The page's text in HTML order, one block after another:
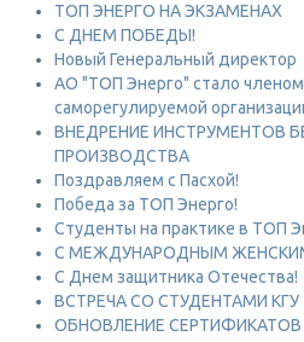
ТОП ЭНЕРГО НА ЭКЗАМЕНАХ
С ДНЕМ ПОБЕДЫ!
Новый Генеральный директор
АО "ТОП Энерго" стало
саморегулируемой
ВНЕДРЕНИЕ ИНСТРУМЕНТОВ
ПРОИЗВОДСТВА
Поздравляем с Пасхой!
Победа за ТОП Энерго!
Студенты на практике в ТОП
С МЕЖДУНАРОДНЫМ
С Днем защитника Отечества!
ВСТРЕЧА СО СТУДЕНТАМИ КГУ
ОБНОВЛЕНИЕ